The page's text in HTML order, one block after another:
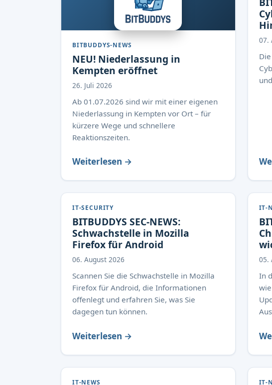
BITBUDDYS-NEWS
NEU! Niederlassung in
Kempten eröffnet
26. Juli 2026
Ab 01.07.2026 sind wir mit einer eigenen
Niederlassung in Kempten vor Ort – für
kürzere Wege und schnellere
Reaktionszeiten.
Weiterlesen →
07.
IT-SECURITY
BITBUDDYS SEC-NEWS:
Schwachstelle in Mozilla
Firefox für Android
06. August 2026
Scannen Sie die Schwachstelle in Mozilla
Firefox für Android, die Informationen
offenlegt und erfahren Sie, was Sie
dagegen tun können.
Weiterlesen →
IT-
05.
In
IT-NEWS IT-